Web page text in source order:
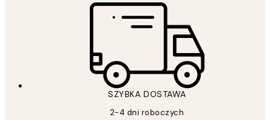
SZYBKA DOSTAWA
2-4 dni roboczych